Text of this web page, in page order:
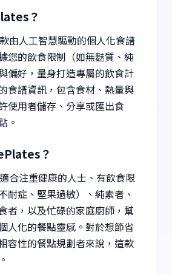
？
由人工智慧驅動的個人化食譜
您的飲食限制（如無麩質、純
偏好，量身打造專屬的飲食計
食譜資訊，包含食材、熱量與
使用者儲存、分享或匯出食
。
？
合注重健康的人士、有飲食限
耐症、堅果過敏）、純素者、
者，以及忙碌的家庭廚師，幫
人化的餐點靈感。對於想節省
容性的餐點規劃者來說，這款